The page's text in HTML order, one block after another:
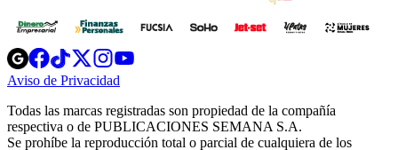
Opens
in
new
Opens
in
new
Opens
in
new
window
Opens
new
windowwindow
Aviso de Privacidad
new
window
Todas las marcas registradas son propiedad de la compañía
respectiva o de PUBLICACIONES SEMANA S.A.
Se prohíbe la reproducción total o parcial de cualquiera de los